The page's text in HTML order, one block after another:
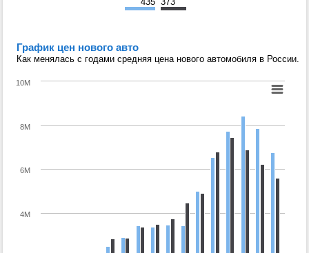
График цен нового авто
Как менялась с годами средняя цена нового автомобиля в России.
4M
6M
8M
10M